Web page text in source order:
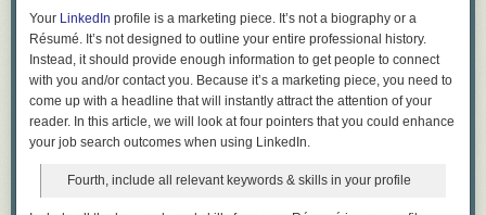
Diese Standardformulierungen bei der Frage nach Ihren Schwächen in
einemVorstellungsgespräch sind alles andere als eine optimale Lösung
und sorgen bei Personalern eher für ein ungläubiges Schmunzeln. Auch
gar keine Schwächen zu nennen, sorgt eher für ein negatives Bild bei
Ihrem Gegenüber. Es entsteht der Eindruck, Sie hätten sich nicht
ausreichend auf das Gespräch vorbereitet. Und so tun, als hätte man
keine Schwächen, ist auch nicht authentisch — schließlich ist niemand
perfekt.
Zeigen Sie stattdessen, dass Sie sich mit Ihren
Your LinkedIn profile is a marketing piece. It’s not a biography or a
Résumé. It’s not designed to outline your entire professional history.
Instead, it should provide enough information to get people to connect
with you and/or contact you. Because it’s a marketing piece, you need to
come up with a headline that will instantly attract the attention of your
reader. In this article, we will look at four pointers that you could enhance
your job search outcomes when using LinkedIn.
Fourth, include all relevant keywords & skills in your profile